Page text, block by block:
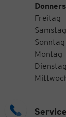
Freitag
Samstag
Sonntag
Montag
Dienstag